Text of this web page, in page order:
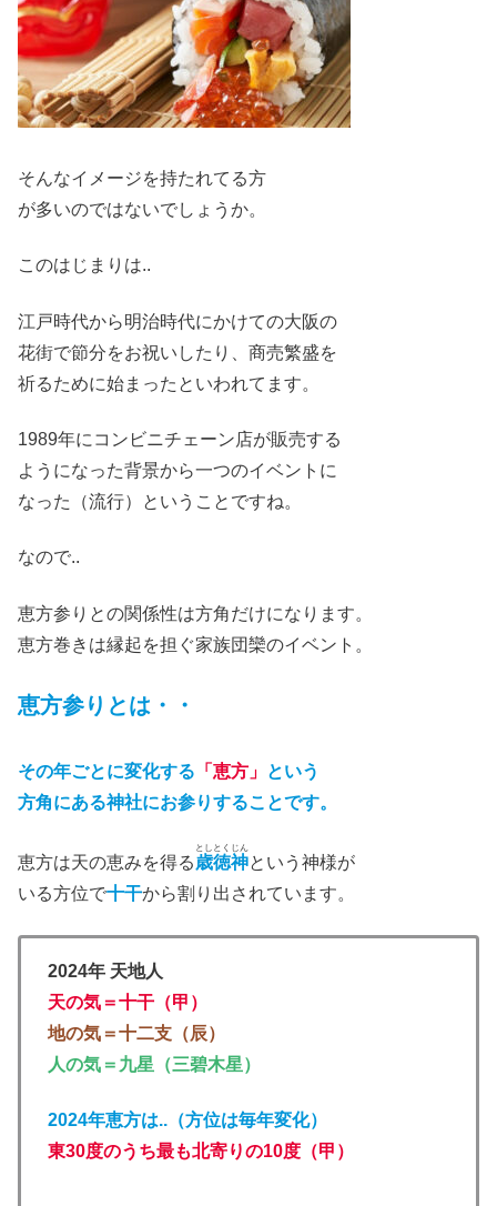
そんなイメージを持たれてる方
が多いのではないでしょうか。
このはじまりは..
江戸時代から明治時代にかけての大阪の
花街で節分をお祝いしたり、商売繁盛を
祈るために始まったといわれてます。
1989年にコンビニチェーン店が販売する
ようになった背景から一つのイベントに
なった（流行）ということですね。
なので..
恵方参りとの関係性は方角だけになります。
恵方巻きは縁起を担ぐ家族団欒のイベント 。
恵方参りとは ・・
その年ごとに変化する 「恵方」 という
方角にある神社にお参りすることです。
恵方は天の恵みを得る歳徳神
としとくじん
という神様が
いる方位で十干から割り出されています。
2024年 天地人
天の気＝十干 （甲）
地の気＝十二支（辰）
人の気＝九星（三碧木星）
2024年恵方は..（方位は毎年変化）
東30度のうち最も北寄りの10度 （甲）